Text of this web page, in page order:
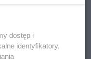
i o
dostęp i
identyfikatory,